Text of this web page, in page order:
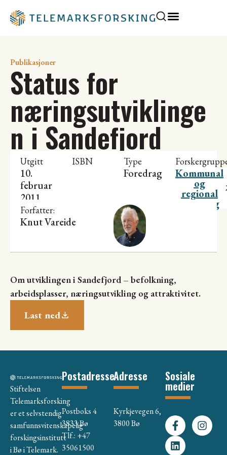
Publikasjoner
Status for
næringsutviklinge
n i Sandefjord
Utgitt
10.
februar
2011
ISBN Type
Foredrag Kommunal
og
regional
utvikling
Forfatter:
Knut Vareide
Om utviklingen i Sandefjord – befolkning,
arbeidsplasser, næringsutvikling og attraktivitet.
Last ned
Stiftelsen
Telemarksforsking
er et selvstendig
samfunnsvitenskapelig
forskingsinstitutt
i Bø i Telemark.
Postadresse
Postboks 4
3833 Bø
Tlf.: +47
35061500
Adresse
Kyrkjevegen 6,
3800 Bø
Sosiale
medier